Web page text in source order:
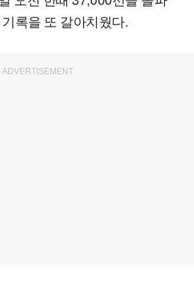
록을 또 갈아치웠다.
ADVERTISEMENT